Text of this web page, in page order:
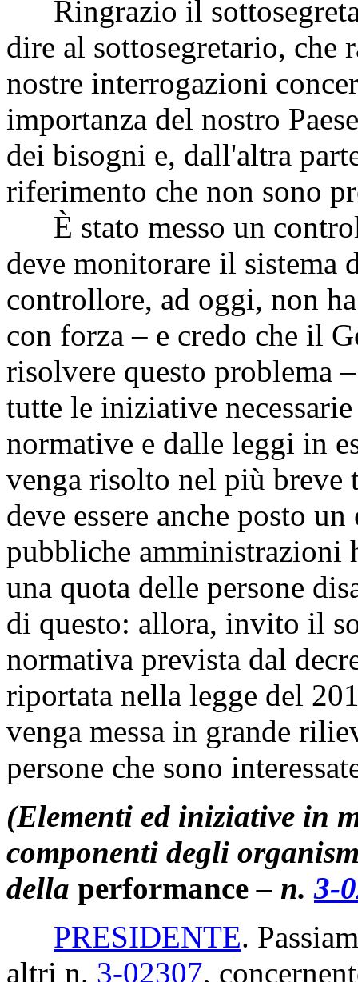
Ringrazio il
dire al sottosegretario, che
nostre interrogazioni
importanza del nostro
dei bisogni e, dall'altra
riferimento che non sono
È stato messo un
deve monitorare il sistema
controllore, ad oggi, non
con forza – e credo che il
risolvere questo problema
tutte le iniziative
normative e dalle leggi in
venga risolto nel più breve
deve essere anche posto
pubbliche amministrazioni
una quota delle persone
di questo: allora, invito il
normativa prevista dal
riportata nella legge del
venga messa in grande
persone che sono
(Elementi ed iniziative in
componenti degli
della performance – n.3-
PRESIDENTE.
altri n. 3-02307,